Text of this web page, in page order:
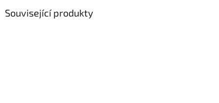
Související produkty